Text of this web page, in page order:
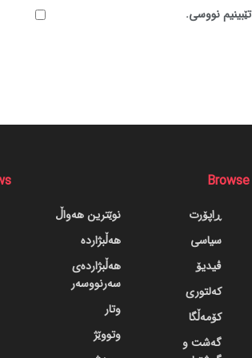
نووسی.
ڕاپۆرت
سیاسی
ڤیدیۆ
کەلتوری
کۆمەڵگا
گه‌شت و
نوێترین هەواڵ
هەڵبژاردە
هەڵبژاردەی
سەرنووسەر
وتار
وتووێژ